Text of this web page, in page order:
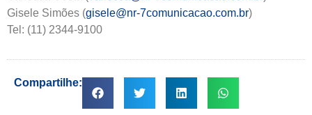
Gisele Simões (gisele@nr-7comunicacao.com.br)
Tel: (11) 2344-9100
Compartilhe: